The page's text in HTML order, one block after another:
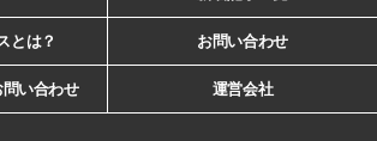
とは？ お問い合わせ
い合わせ 運営会社